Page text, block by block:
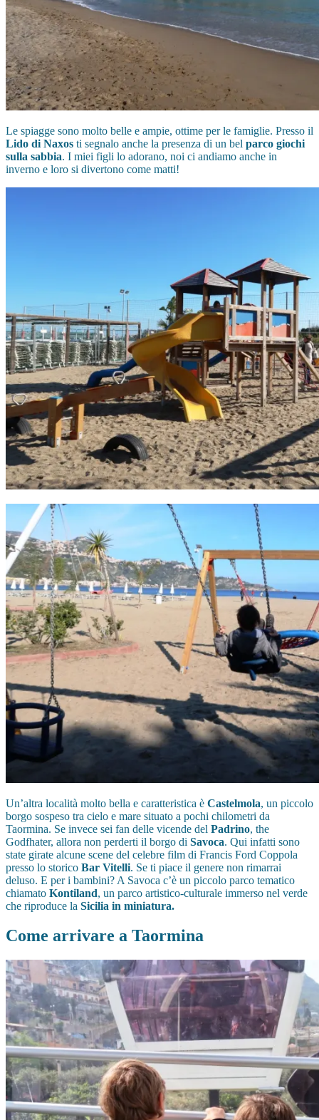
Le spiagge sono molto belle e ampie, ottime per le famiglie. Presso il
Lido di Naxos ti segnalo anche la presenza di un bel parco giochi
sulla sabbia. I miei figli lo adorano, noi ci andiamo anche in
inverno e loro si divertono come matti!
Un’altra località molto bella e caratteristica è Castelmola, un piccolo
borgo sospeso tra cielo e mare situato a pochi chilometri da
Taormina. Se invece sei fan delle vicende del Padrino, the
Godfhater, allora non perderti il borgo di Savoca. Qui infatti sono
state girate alcune scene del celebre film di Francis Ford Coppola
presso lo storico Bar Vitelli. Se ti piace il genere non rimarrai
deluso. E per i bambini? A Savoca c’è un piccolo parco tematico
chiamato Kontiland, un parco artistico-culturale immerso nel verde
che riproduce la Sicilia in miniatura.
Come arrivare a Taormina